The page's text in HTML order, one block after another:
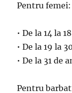
Pentru femei:
• De la 14 la
• De la 19 la
• De la 31 de
Pentru